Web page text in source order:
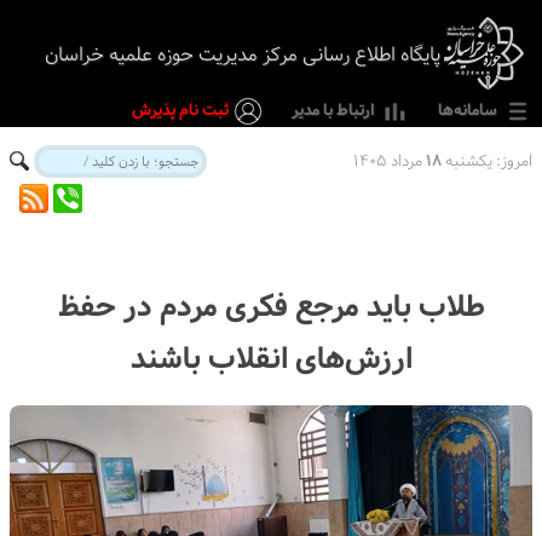
پایگاه اطلاع رسانی مرکز مدیریت حوزه علمیه خراسان
امروز:یکشنبه۱۸مرداد ۱۴۰۵
سامانه‌ها ارتباط با مدیر ثبت نام پذیرش
طلاب باید مرجع فکری مردم در حفظ
ارزش‌های انقلاب باشند